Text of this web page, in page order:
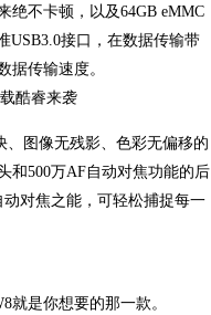
绝不卡顿，以及64GB eMMC
USB3.0接口，在数据传输带
据传输速度。
、图像无残影、色彩无偏移的
和500万AF自动对焦功能的后
对焦之能，可轻松捕捉每一
就是你想要的那一款。